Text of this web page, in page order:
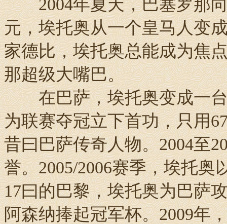
2004年夏天，巴塞罗那向
元，埃托奥从一个皇马人变
家德比，埃托奥总能成为焦
那超级大嘴巴。
在巴萨，埃托奥变成一台
为联赛夺冠立下首功，只用
昔曰巴萨传奇人物。2004至
誉。2005/2006赛季，埃托奥
17曰的巴黎，埃托奥为巴萨
阿森纳捧起冠军杯。2009年